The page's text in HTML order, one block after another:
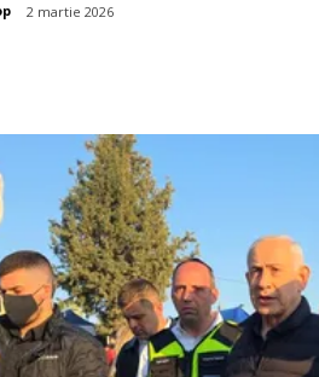
2 martie 2026